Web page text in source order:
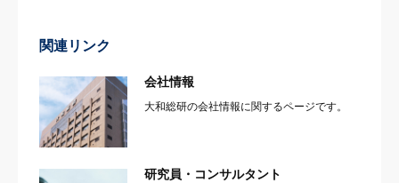
関連リンク
会社情報
大和総研の会社情報に関するページです。
研究員・コンサルタント